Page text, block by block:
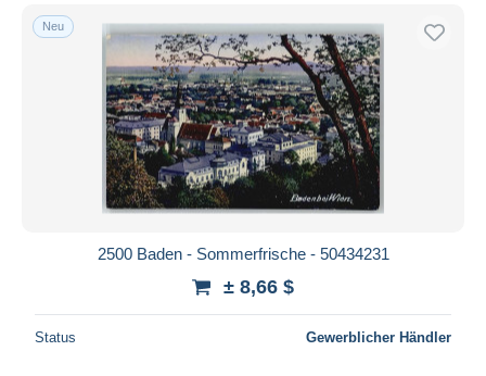
Neu
2500 Baden - Sommerfrische - 50434231
± 8,66 $
Status Gewerblicher Händler